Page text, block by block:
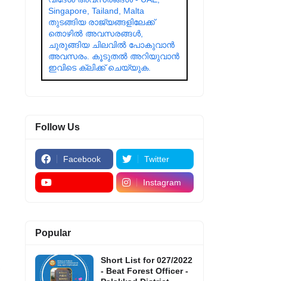
Singapore, Tailand, Malta
തുടങ്ങിയ രാജ്യങ്ങളിലേക്ക്
തൊഴിൽ അവസരങ്ങൾ,
ചുരുങ്ങിയ ചിലവിൽ പോകുവാൻ
അവസരം. കൂടുതൽ അറിയുവാൻ
ഇവിടെ ക്ലിക്ക് ചെയ്യുക.
Follow Us
Facebook Twitter
Instagram
Popular
Short List for 027/2022
- Beat Forest Officer -